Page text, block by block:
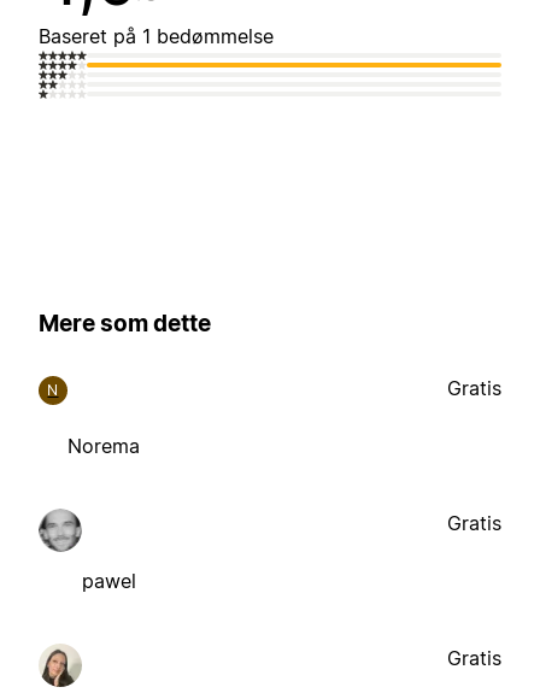
Baseret på 1 bedømmelse
Mere som dette
N
Norema
Gratis
pawel
Gratis
Gratis